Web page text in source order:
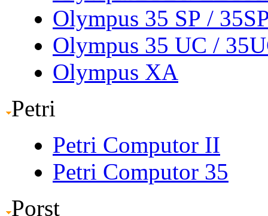
Olympus 35 SP /
Olympus 35 UC /
Olympus XA
Petri
Petri Computor II
Petri Computor 35
Porst